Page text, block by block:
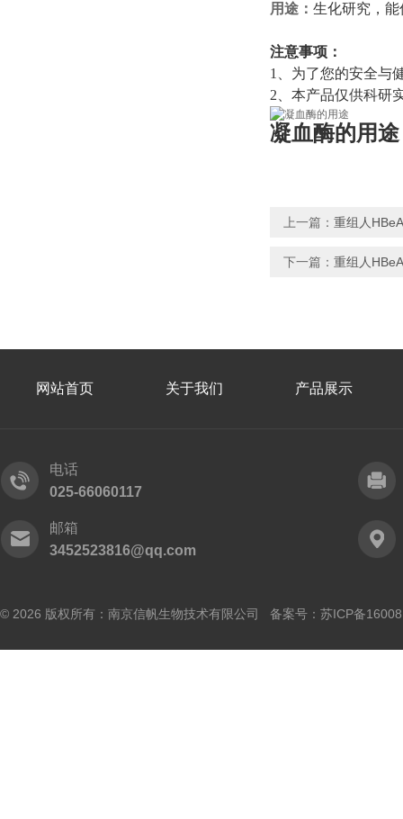
用途： 生化研究， 能
注意事项：
1、 为了您的安全与
2、 本产品仅供科研
凝血酶的用途
上一篇： 重组人
下一篇： 重组人
网站首页 关于我们 产品展示
电话
025-66060117
邮箱
3452523816@qq.com
© 2026 版权所有：南京信帆生物技术有限公司 备案号： 苏ICP备